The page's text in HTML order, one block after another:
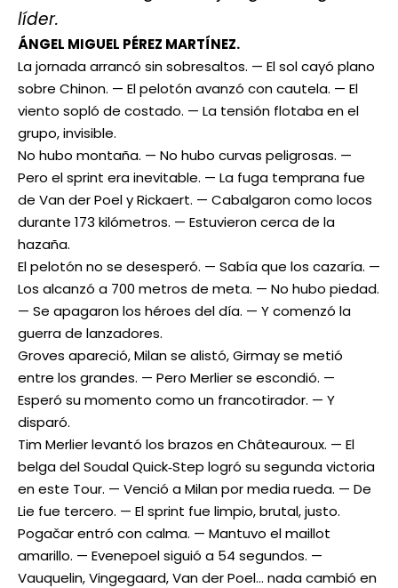
líder.
ÁNGEL MIGUEL PÉREZ MARTÍNEZ.
La jornada arrancó sin sobresaltos. — El sol cayó plano
sobre Chinon. — El pelotón avanzó con cautela. — El
viento sopló de costado. — La tensión flotaba en el
grupo, invisible.
No hubo montaña. — No hubo curvas peligrosas. —
Pero el sprint era inevitable. — La fuga temprana fue
de Van der Poel y Rickaert. — Cabalgaron como locos
durante 173 kilómetros. — Estuvieron cerca de la
hazaña.
El pelotón no se desesperó. — Sabía que los cazaría. —
Los alcanzó a 700 metros de meta. — No hubo piedad.
— Se apagaron los héroes del día. — Y comenzó la
guerra de lanzadores.
Groves apareció, Milan se alistó, Girmay se metió
entre los grandes. — Pero Merlier se escondió. —
Esperó su momento como un francotirador. — Y
disparó.
Tim Merlier levantó los brazos en Châteauroux. — El
belga del Soudal Quick‑Step logró su segunda victoria
en este Tour. — Venció a Milan por media rueda. — De
Lie fue tercero. — El sprint fue limpio, brutal, justo.
Pogačar entró con calma. — Mantuvo el maillot
amarillo. — Evenepoel siguió a 54 segundos. —
Vauquelin, Vingegaard, Van der Poel… nada cambió en